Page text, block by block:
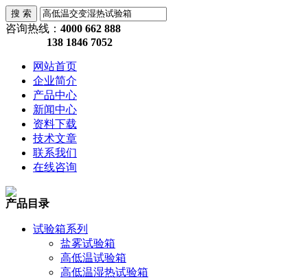
咨询热线： 4000 662 888
138 1846 7052
网站首页
企业简介
产品中心
新闻中心
资料下载
技术文章
联系我们
在线咨询
产品目录
试验箱系列
盐雾试验箱
高低温试验箱
高低温湿热试验箱